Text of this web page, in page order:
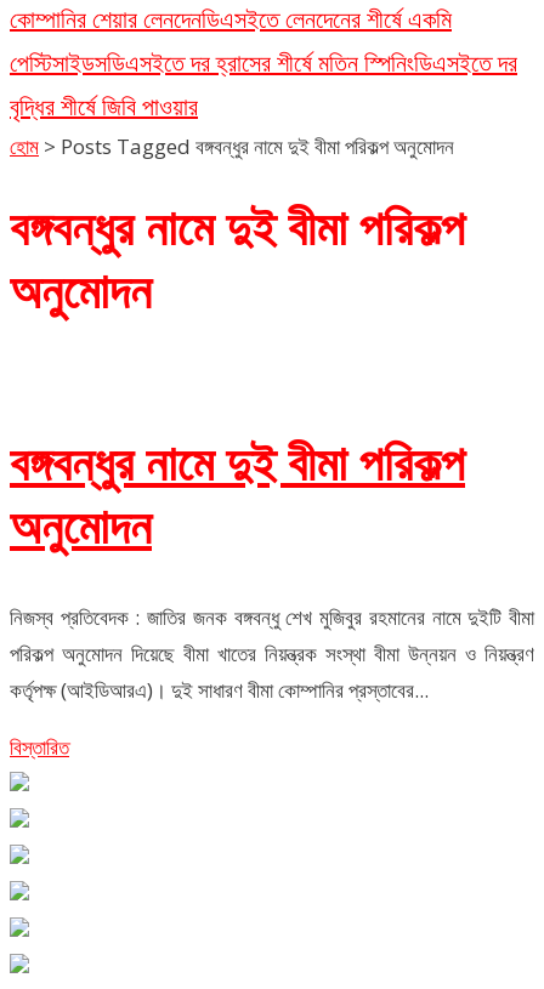
কোম্পানির শেয়ার লেনদেনডিএসইতে লেনদেনের শীর্ষে একমি
পেস্টিসাইডসডিএসইতে দর হ্রাসের শীর্ষে মতিন স্পিনিংডিএসইতে দর
বৃদ্ধির শীর্ষে জিবি পাওয়ার
হোম > Posts Tagged বঙ্গবন্ধুর নামে দুই বীমা পরিকল্প অনুমোদন
বঙ্গবন্ধুর নামে দুই বীমা পরিকল্প
অনুমোদন
বঙ্গবন্ধুর নামে দুই বীমা পরিকল্প
অনুমোদন
নিজস্ব প্রতিবেদক : জাতির জনক বঙ্গবন্ধু শেখ মুজিবুর রহমানের নামে দুইটি বীমা
পরিকল্প অনুমোদন দিয়েছে বীমা খাতের নিয়ন্ত্রক সংস্থা বীমা উন্নয়ন ও নিয়ন্ত্রণ
কর্তৃপক্ষ (আইডিআরএ)। দুই সাধারণ বীমা কোম্পানির প্রস্তাবের...
বিস্তারিত